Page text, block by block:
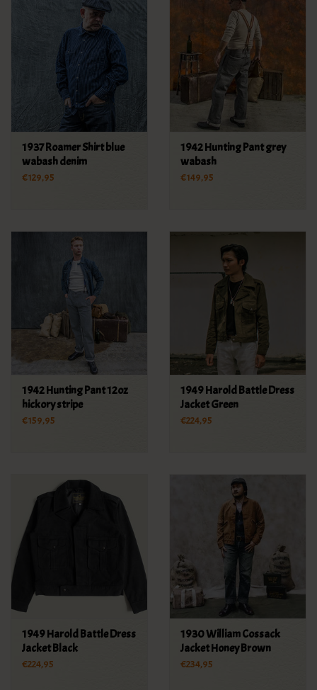
1937 Roamer Shirt blue
wabash denim
€129,95
1942 Hunting Pant grey
wabash
€149,95
1942 Hunting Pant 12oz
hickory stripe
€159,95
1949 Harold Battle Dress
Jacket Green
€224,95
1949 Harold Battle Dress
Jacket Black
€224,95
1930 William Cossack
Jacket Honey Brown
€234,95